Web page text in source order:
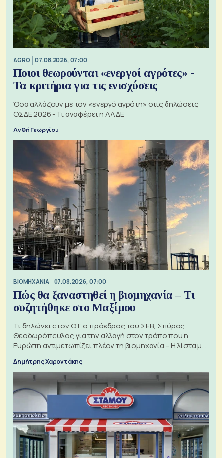
AGRO 07.08.2026, 07:00
Ποιοι θεωρούνται «ενεργοί αγρότες» -
Τα κριτήρια για τις ενισχύσεις
Όσα αλλάζουν με τον «ενεργό αγρότη» στις δηλώσεις
ΟΣΔΕ 2026 - Τι αναφέρει η ΑΑΔΕ
Ανθή Γεωργίου
ΒΙΟΜΗΧΑΝΙΑ 07.08.2026, 07:00
Πώς θα ξαναστηθεί η βιομηχανία – Τι
συζητήθηκε στο Μαξίμου
Τι δηλώνει στον ΟΤ ο πρόεδρος του ΣΕΒ, Σπύρος
Θεοδωρόπουλος για την αλλαγή στον τρόπο που η
Ευρώπη αντιμετωπίζει πλέον τη βιομηχανία – Η λίστα με
Δημήτρης Χαροντάκης